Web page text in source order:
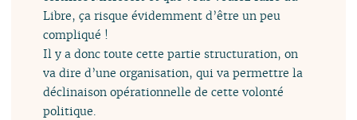
Libre, ça risque évidemment d’être un peu
compliqué !
Il y a donc toute cette partie structuration, on
va dire d’une organisation, qui va permettre la
déclinaison opérationnelle de cette volonté
politique.